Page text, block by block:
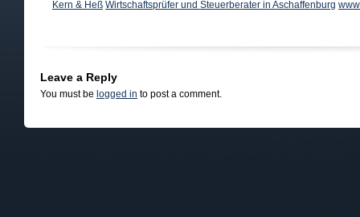
Kern & Heß Wirtschaftsprüfer und Steuerberater in Aschaffenburg
Leave a Reply
You must be logged in to post a comment.